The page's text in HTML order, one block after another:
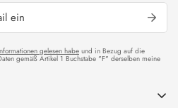
gelesen habe und in Bezug auf die
gemäß Artikel 1 Buchstabe "F" derselben meine